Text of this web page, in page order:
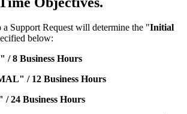
Support Request will determine the "Initial
below:
8 Business Hours
/ 12 Business Hours
24 Business Hours